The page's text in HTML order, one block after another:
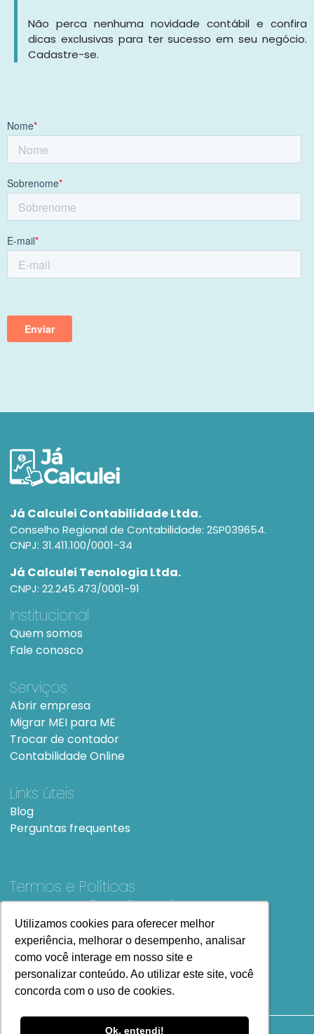
Utilizamos cookies para oferecer melhor
experiência, melhorar o desempenho, analisar
como você interage em nosso site e
personalizar conteúdo. Ao utilizar este site, você
concorda com o uso de cookies.
Ok, entendi!
Utilizamos cookies para oferecer melhor
experiência, melhorar o desempenho, analisar
como você interage em nosso site e
personalizar conteúdo. Ao utilizar este site, você
concorda com o uso de cookies.
Ok, entendi!
Não perca nenhuma novidade contábil e confira
dicas exclusivas para ter sucesso em seu negócio.
Cadastre-se.
Já Calculei Contabilidade Ltda.
Conselho Regional de Contabilidade: 2SP039654.
CNPJ: 31.411.100/0001-34
Já Calculei Tecnologia Ltda.
CNPJ: 22.245.473/0001-91
Institucional
Quem somos
Fale conosco
Serviços
Abrir empresa
Migrar MEI para ME
Trocar de contador
Contabilidade Online
Links úteis
Blog
Perguntas frequentes
Termos e Políticas
Termos e condições de UsoSiteMap